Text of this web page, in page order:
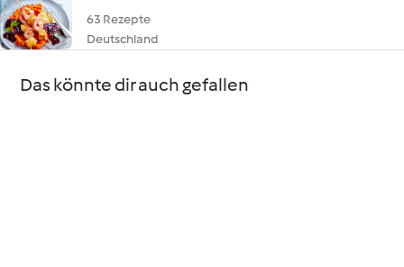
63 Rezepte
Deutschland
Das könnte dir auch gefallen